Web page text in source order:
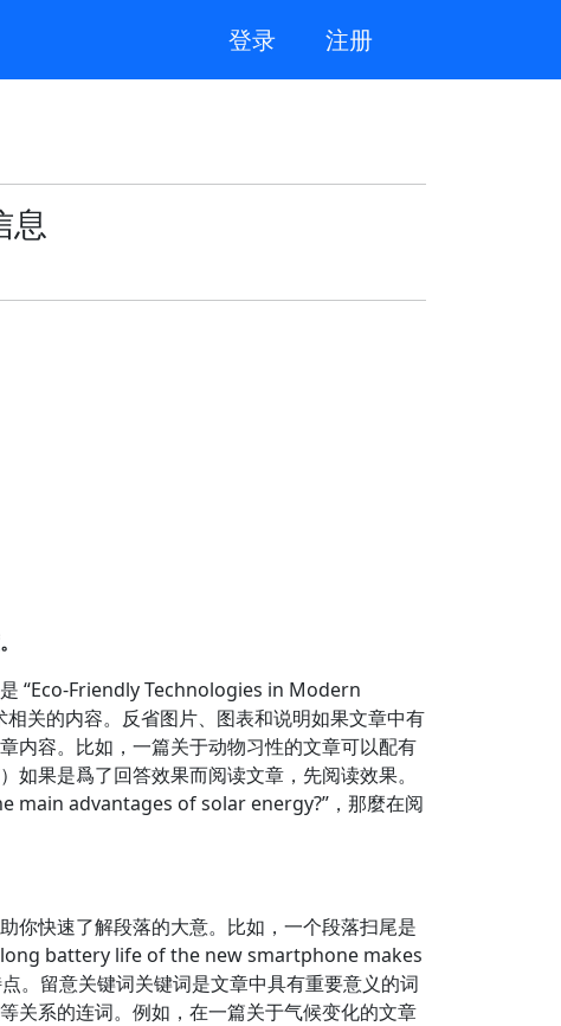
登录 注册
息
“Eco-Friendly Technologies in Modern
关的内容。反省图片、图表和说明如果文章中有
内容。比如，一篇关于动物习性的文章可以配有
果是爲了回答效果而阅读文章，先阅读效果。
main advantages of solar energy?”，那麼在阅
你快速了解段落的大意。比如，一个段落扫尾是
battery life of the new smartphone makes
留意关键词关键词是文章中具有重要意义的词
关系的连词。例如，在一篇关于气候变化的文章